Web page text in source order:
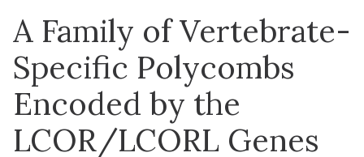
A Family of Vertebrate-
Specific Polycombs
Encoded by the
LCOR/LCORL Genes